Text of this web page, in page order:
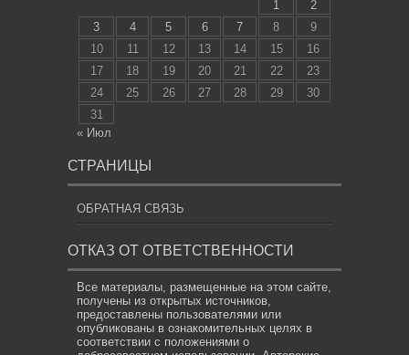
1
2
3
4 5 6 7 8
9
10
11 12 13 14 15
16
17
18 19 20 21 22
23
24
25 26 27 28 29
30
31
« Июл
СТРАНИЦЫ
ОБРАТНАЯ СВЯЗЬ
ОТКАЗ ОТ ОТВЕТСТВЕННОСТИ
Все материалы, размещенные на этом сайте,
получены из открытых источников,
предоставлены пользователями или
опубликованы в ознакомительных целях в
соответствии с положениями о